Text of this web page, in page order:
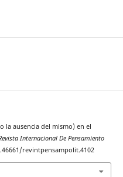
la ausencia del mismo) en el
Internacional De Pensamiento
revintpensampolit.4102